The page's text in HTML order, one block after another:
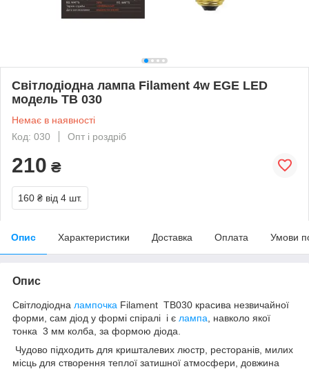
Світлодіодна лампа Filament 4w EGE LED
модель ТВ 030
Немає в наявності
Код: 030
Опт і роздріб
210 ₴
160 ₴ від 4 шт.
Опис Характеристики Доставка Оплата Умови
Опис
Світлодіодна лампочка Filament ТВ030 красива незвичайної
форми, сам діод у формі спіралі і є лампа , навколо якої
тонка 3 мм колба, за формою діода.
Чудово підходить для кришталевих люстр, ресторанів, милих
місць для створення теплої затишної атмосфери, довжина